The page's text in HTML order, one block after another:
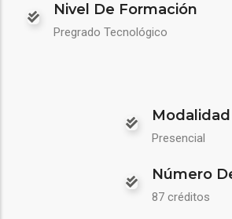
Nivel De Formación
Pregrado Tecnológico
Modalidad
Presencial
Número
87 créditos